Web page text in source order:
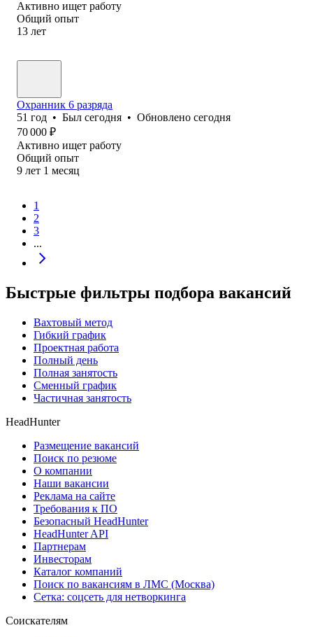
Активно ищет работу
Общий опыт
13 лет
Охранник 6 разряда
51 год • Был сегодня • Обновлено сегодня
70 000 ₽
Активно ищет работу
Общий опыт
9 лет 1 месяц
1
2
3
...
Быстрые фильтры подбора вакансий
Вахтовый метод
Гибкий график
Проектная работа
Полный день
Полная занятость
Сменный график
Частичная занятость
HeadHunter
Размещение вакансий
Поиск по резюме
О компании
Наши вакансии
Реклама на сайте
Требования к ПО
Безопасный HeadHunter
HeadHunter API
Партнерам
Инвесторам
Каталог компаний
Поиск по вакансиям в ЛМС (Москва)
Сетка: соцсеть для нетворкинга
Соискателям